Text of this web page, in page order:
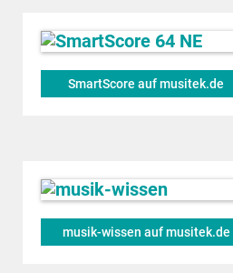
SmartScore auf musitek.de
musik-wissen auf musitek.de